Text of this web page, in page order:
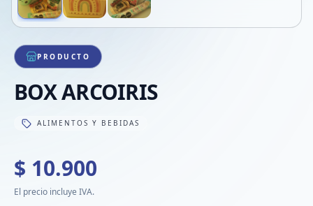
PRODUCTO
BOX ARCOIRIS
ALIMENTOS Y BEBIDAS
$ 10.900
El precio incluye IVA.